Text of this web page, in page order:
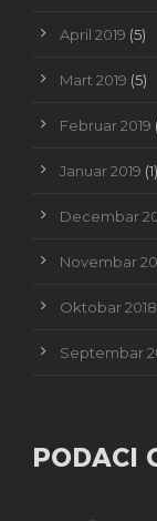
April 2019 (5)
Mart 2019 (5)
Februar 2019
Januar 2019 (1)
Decembar
Novembar
Oktobar 2018
Septembar
PODACI